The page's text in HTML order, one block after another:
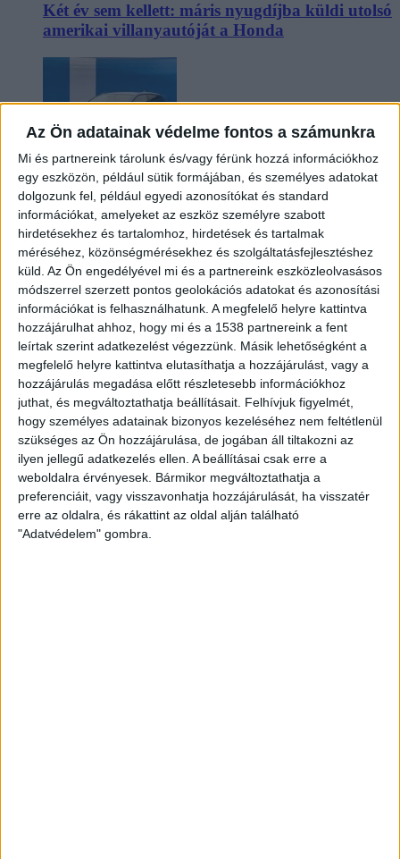
Az Ön adatainak védelme fontos a számunkra
Mi és partnereink tárolunk és/vagy férünk hozzá információkhoz
egy eszközön, például sütik formájában, és személyes adatokat
dolgozunk fel, például egyedi azonosítókat és standard
információkat, amelyeket az eszköz személyre szabott
hirdetésekhez és tartalomhoz, hirdetések és tartalmak
méréséhez, közönségmérésekhez és szolgáltatásfejlesztéshez
küld. Az Ön engedélyével mi és a partnereink eszközleolvasásos
módszerrel szerzett pontos geolokációs adatokat és azonosítási
információkat is felhasználhatunk. A megfelelő helyre kattintva
hozzájárulhat ahhoz, hogy mi és a 1538 partnereink a fent
leírtak szerint adatkezelést végezzünk. Másik lehetőségként a
megfelelő helyre kattintva elutasíthatja a hozzájárulást, vagy a
hozzájárulás megadása előtt részletesebb információkhoz
juthat, és megváltoztathatja beállításait. Felhívjuk figyelmét,
hogy személyes adatainak bizonyos kezeléséhez nem feltétlenül
szükséges az Ön hozzájárulása, de jogában áll tiltakozni az
ilyen jellegű adatkezelés ellen. A beállításai csak erre a
weboldalra érvényesek. Bármikor megváltoztathatja a
preferenciáit, vagy visszavonhatja hozzájárulását, ha visszatér
erre az oldalra, és rákattint az oldal alján található
"Adatvédelem" gombra.
Két év sem kellett: máris nyugdíjba küldi utolsó
amerikai villanyautóját a Honda
Kilencmillió alatt indul a legolcsóbb elektromos
Volkswagen
Hoppon maradtak a villanyautós támogatási
program utolsó pályázói